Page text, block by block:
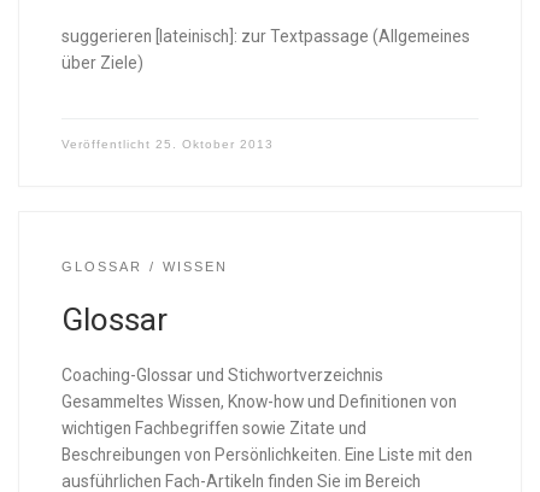
suggerieren [lateinisch]: zur Textpassage (Allgemeines
über Ziele)
Veröffentlicht 25. Oktober 2013
GLOSSAR WISSEN
Glossar
Coaching-Glossar und Stichwortverzeichnis
Gesammeltes Wissen, Know-how und Definitionen von
wichtigen Fachbegriffen sowie Zitate und
Beschreibungen von Persönlichkeiten. Eine Liste mit den
ausführlichen Fach-Artikeln finden Sie im Bereich